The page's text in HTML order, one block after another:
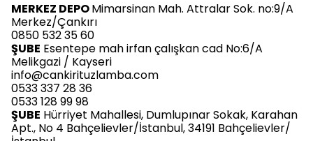
MERKEZ DEPOMimarsinan Mah. Attralar Sok. no:9/A
Merkez/Çankırı
0850 532 35 60
ŞUBE Esentepe mah irfan çalışkan cad No:6/A
Melikgazi / Kayseri
info@cankirituzlamba.com
0533 337 28 36
0533 128 99 98
ŞUBE Hürriyet Mahallesi, Dumlupınar Sokak, Karahan
Apt., No 4 Bahçelievler/İstanbul, 34191 Bahçelievler/